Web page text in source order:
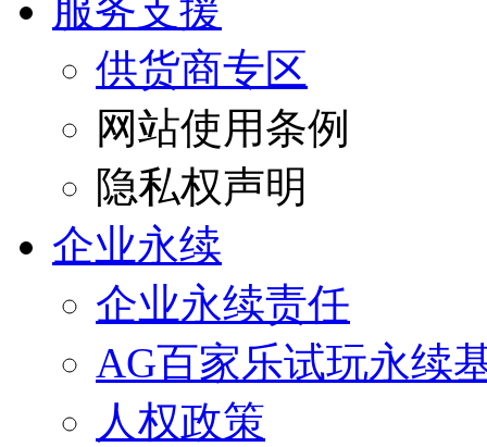
服务支援
供货商专区
网站使用条例
隐私权声明
企业永续
企业永续责任
AG百家乐试玩永续
人权政策